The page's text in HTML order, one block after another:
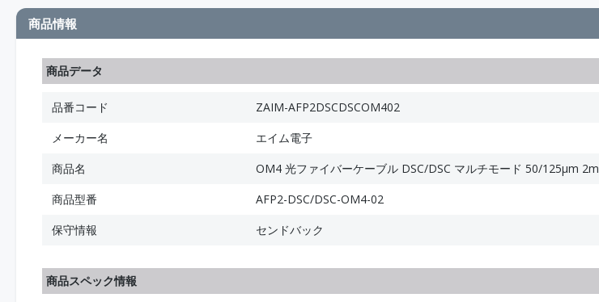
商品情報
商品データ
品番コード
ZAIM-AFP2DSCDSCOM402
メーカー名
エイム電子
商品名
OM4 光ファイバーケーブル DSC/DSC マルチモード 50/125μm 2m
商品型番
AFP2-DSC/DSC-OM4-02
保守情報
センドバック
商品スペック情報